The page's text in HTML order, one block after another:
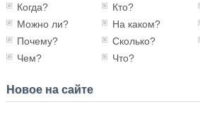
Когда?
Кто?
Можно ли?
На каком?
Почему?
Сколько?
Чем?
Что?
Новое на сайте